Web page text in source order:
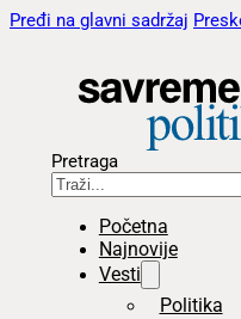
Pređi na glavni sadržaj
Pretraga
Početna
Najnovije
Vesti
Politika